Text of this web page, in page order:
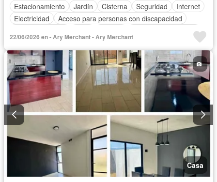
Estacionamiento
Jardín Cisterna Seguridad
Internet
Electricidad
Acceso para personas con discapacidad
Recámara con closet
Caseta de vigilancia
Zonas verdes
Televisión por cable
Wifi
Vista panorámica
Cuarto de Limpieza
Permite mascotas
Permite niños
Solo familias
22/06/2026 en - Ary Merchant - Ary Merchant
Casa